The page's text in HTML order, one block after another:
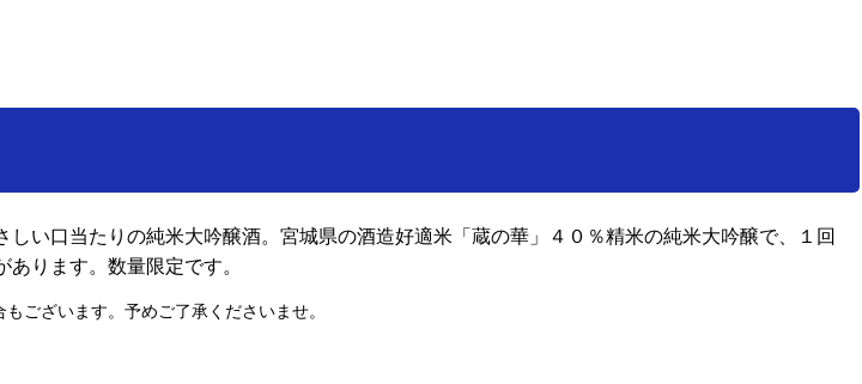
い口当たりの純米大吟醸酒。 宮城県の酒造好適米「蔵の華」４０％精米の純米大吟醸で、
１回
あります。 数量限定です。
ございます。予めご了承くださいませ。